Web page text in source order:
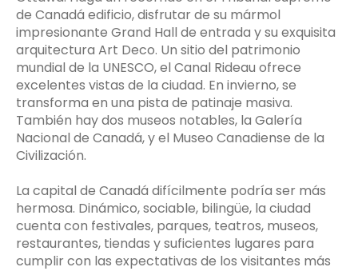
de Canadá edificio, disfrutar de su mármol
impresionante Grand Hall de entrada y su exquisita
arquitectura Art Deco. Un sitio del patrimonio
mundial de la UNESCO, el Canal Rideau ofrece
excelentes vistas de la ciudad. En invierno, se
transforma en una pista de patinaje masiva.
También hay dos museos notables, la Galería
Nacional de Canadá, y el Museo Canadiense de la
Civilización.
La capital de Canadá difícilmente podría ser más
hermosa. Dinámico, sociable, bilingüe, la ciudad
cuenta con festivales, parques, teatros, museos,
restaurantes, tiendas y suficientes lugares para
cumplir con las expectativas de los visitantes más